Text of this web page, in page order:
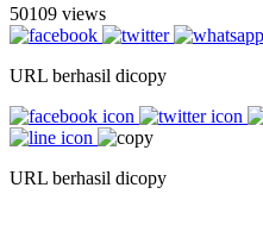
50109 views
URL berhasil dicopy
URL berhasil dicopy